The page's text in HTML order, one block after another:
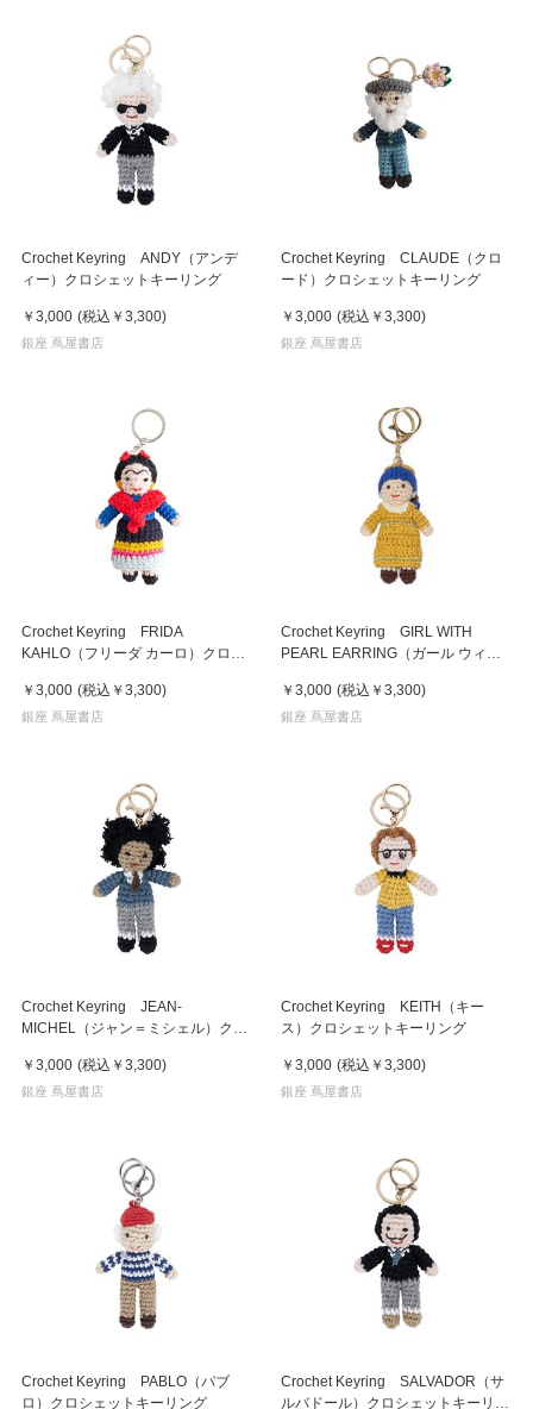
Crochet Keyring ANDY（アンデ
ィー）クロシェットキーリング
￥3,000 (税込 ￥3,300)
銀座 蔦屋書店
Crochet Keyring CLAUDE（クロ
ード）クロシェットキーリング
￥3,000 (税込 ￥3,300)
銀座 蔦屋書店
Crochet Keyring FRIDA
KAHLO（フリーダ カーロ）クロシ
￥3,000 (税込 ￥3,300)
銀座 蔦屋書店
Crochet Keyring GIRL WITH
PEARL EARRING（ガール ウィズ
ーリング
￥3,000 (税込 ￥3,300)
銀座 蔦屋書店
Crochet Keyring JEAN-
MICHEL（ジャン＝ミシェル）クロ
￥3,000 (税込 ￥3,300)
銀座 蔦屋書店
Crochet Keyring KEITH（キー
ス）クロシェットキーリング
￥3,000 (税込 ￥3,300)
銀座 蔦屋書店
Crochet Keyring PABLO（パブ
ロ）クロシェットキーリング
Crochet Keyring SALVADOR（サ
ルバドール）クロシェットキーリン